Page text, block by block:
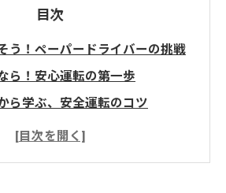
目次
う！ペーパードライバーの挑戦
ら！安心運転の第一歩
ら学ぶ、安全運転のコツ
テップで磨く、運転技術